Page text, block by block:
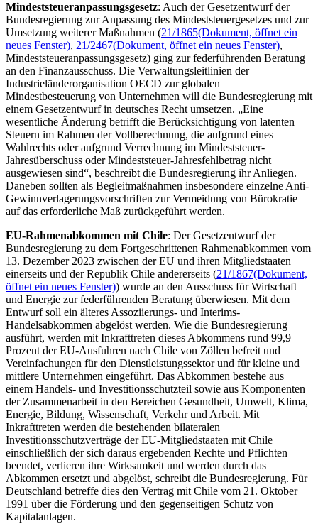
Mindeststeueranpassungsgesetz: Auch der Gesetzentwurf der
Bundesregierung zur Anpassung des Mindeststeuergesetzes und zur
Umsetzung weiterer Maßnahmen (21/1865(Dokument, öffnet ein
neues Fenster), 21/2467(Dokument, öffnet ein neues Fenster),
Mindeststeueranpassungsgesetz) ging zur federführenden Beratung
an den Finanzausschuss. Die Verwaltungsleitlinien der
Industrieländerorganisation OECD zur globalen
Mindestbesteuerung von Unternehmen will die Bundesregierung mit
einem Gesetzentwurf in deutsches Recht umsetzen. „Eine
wesentliche Änderung betrifft die Berücksichtigung von latenten
Steuern im Rahmen der Vollberechnung, die aufgrund eines
Wahlrechts oder aufgrund Verrechnung im Mindeststeuer-
Jahresüberschuss oder Mindeststeuer-Jahresfehlbetrag nicht
ausgewiesen sind“, beschreibt die Bundesregierung ihr Anliegen.
Daneben sollten als Begleitmaßnahmen insbesondere einzelne Anti-
Gewinnverlagerungsvorschriften zur Vermeidung von Bürokratie
auf das erforderliche Maß zurückgeführt werden.
EU-Rahmenabkommen mit Chile: Der Gesetzentwurf der
Bundesregierung zu dem Fortgeschrittenen Rahmenabkommen vom
13. Dezember 2023 zwischen der EU und ihren Mitgliedstaaten
einerseits und der Republik Chile andererseits (21/1867(Dokument,
öffnet ein neues Fenster)) wurde an den Ausschuss für Wirtschaft
und Energie zur federführenden Beratung überwiesen. Mit dem
Entwurf soll ein älteres Assoziierungs- und Interims-
Handelsabkommen abgelöst werden. Wie die Bundesregierung
ausführt, werden mit Inkrafttreten dieses Abkommens rund 99,9
Prozent der EU-Ausfuhren nach Chile von Zöllen befreit und
Vereinfachungen für den Dienstleistungssektor und für kleine und
mittlere Unternehmen eingeführt. Das Abkommen bestehe aus
einem Handels- und Investitionsschutzteil sowie aus Komponenten
der Zusammenarbeit in den Bereichen Gesundheit, Umwelt, Klima,
Energie, Bildung, Wissenschaft, Verkehr und Arbeit. Mit
Inkrafttreten werden die bestehenden bilateralen
Investitionsschutzverträge der EU-Mitgliedstaaten mit Chile
einschließlich der sich daraus ergebenden Rechte und Pflichten
beendet, verlieren ihre Wirksamkeit und werden durch das
Abkommen ersetzt und abgelöst, schreibt die Bundesregierung. Für
Deutschland betreffe dies den Vertrag mit Chile vom 21. Oktober
1991 über die Förderung und den gegenseitigen Schutz von
Kapitalanlagen.